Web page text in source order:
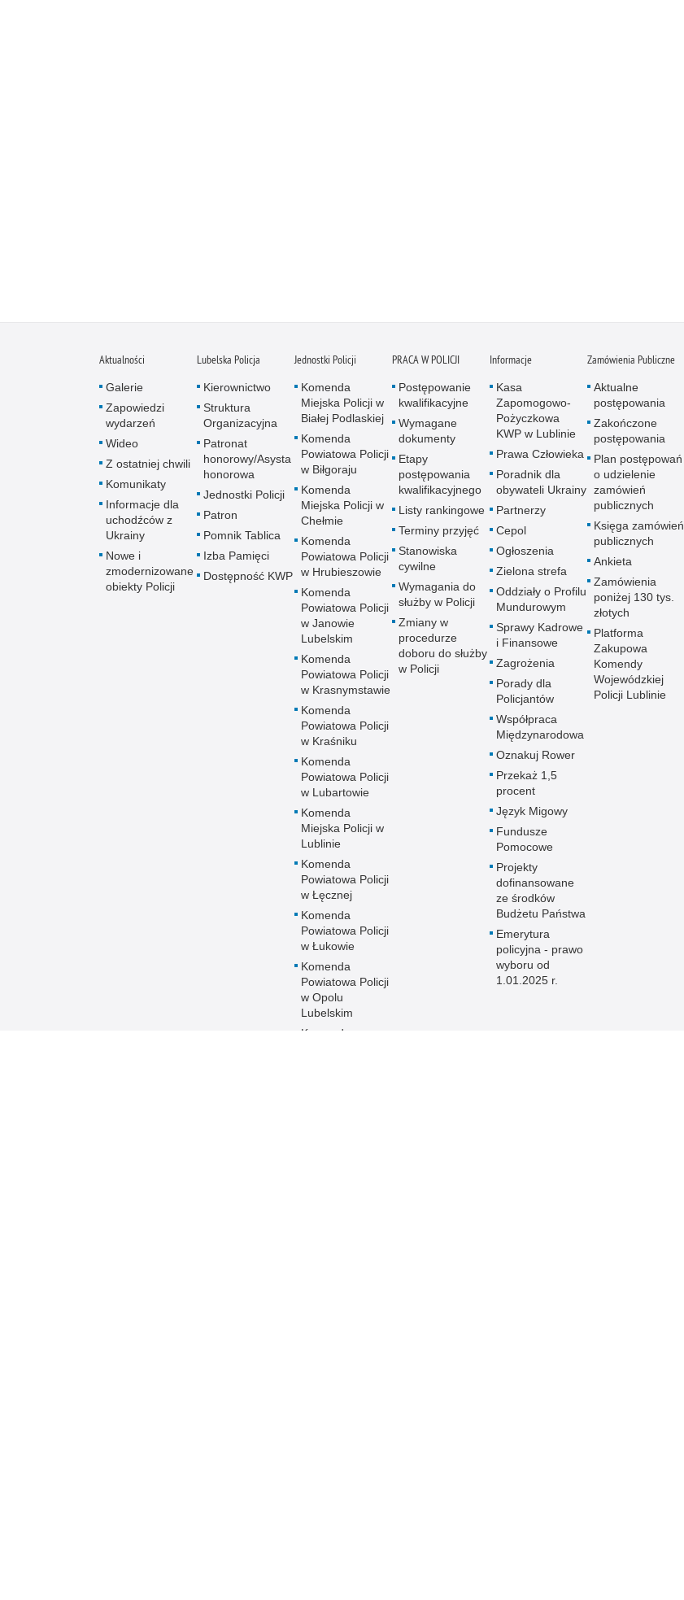
Aktualności
Galerie
Zapowiedzi
wydarzeń
Wideo
Z ostatniej chwili
Komunikaty
Informacje dla
uchodźców z
Ukrainy
Nowe i
zmodernizowane
obiekty Policji
Lubelska Policja
Kierownictwo
Struktura
Organizacyjna
Patronat
honorowy/Asysta
honorowa
Jednostki Policji
Patron
Pomnik Tablica
Izba Pamięci
Dostępność KWP
Jednostki Policji
Komenda
Miejska Policji w
Białej Podlaskiej
Komenda
Powiatowa Policji
w Biłgoraju
Komenda
Miejska Policji w
Chełmie
Komenda
Powiatowa Policji
w Hrubieszowie
Komenda
Powiatowa Policji
w Janowie
Lubelskim
Komenda
Powiatowa Policji
w Krasnymstawie
Komenda
Powiatowa Policji
w Kraśniku
Komenda
Powiatowa Policji
w Lubartowie
Komenda
Miejska Policji w
Lublinie
Komenda
Powiatowa Policji
w Łęcznej
Komenda
Powiatowa Policji
w Łukowie
Komenda
Powiatowa Policji
w Opolu
Lubelskim
Komenda
PRACA W POLICJI
Postępowanie
kwalifikacyjne
Wymagane
dokumenty
Etapy
postępowania
kwalifikacyjnego
Listy rankingowe
Terminy przyjęć
Stanowiska
cywilne
Wymagania do
służby w Policji
Zmiany w
procedurze
doboru do służby
w Policji
Informacje
Kasa
Zapomogowo-
Pożyczkowa
KWP w Lublinie
Prawa Człowieka
Poradnik dla
obywateli Ukrainy
Partnerzy
Cepol
Ogłoszenia
Zielona strefa
Oddziały o Profilu
Mundurowym
Sprawy Kadrowe
i Finansowe
Zagrożenia
Porady dla
Policjantów
Współpraca
Międzynarodowa
Oznakuj Rower
Przekaż 1,5
procent
Język Migowy
Fundusze
Pomocowe
Projekty
dofinansowane
ze środków
Budżetu Państwa
Emerytura
policyjna - prawo
wyboru od
1.01.2025 r.
Zamówienia Publiczne
Aktualne
postępowania
Zakończone
postępowania
Plan postępowań
o udzielenie
zamówień
publicznych
Księga zamówień
publicznych
Ankieta
Zamówienia
poniżej 130 tys.
złotych
Platforma
Zakupowa
Komendy
Wojewódzkiej
Policji Lublinie